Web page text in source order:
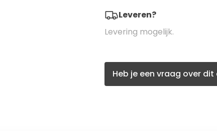
Leveren?
Levering mogelijk.
Heb je een vraag over dit